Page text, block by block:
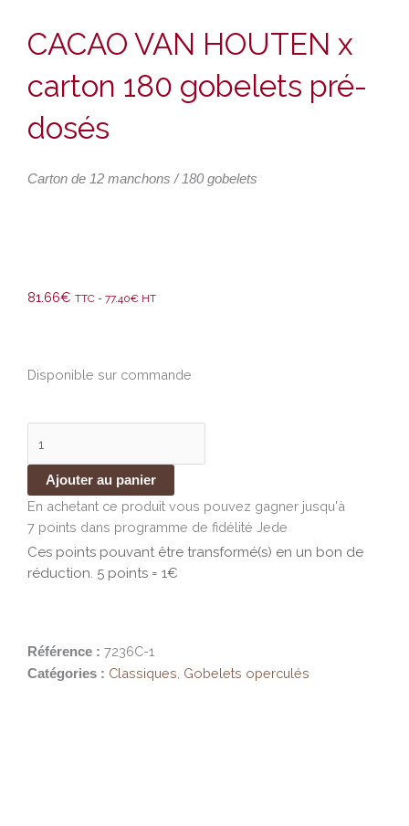
CACAO VAN HOUTEN x
carton 180 gobelets pré-
dosés
Carton de 12 manchons / 180 gobelets
81.66€ TTC - 77.40€ HT
Disponible sur commande
quantité
carton
180
Ajouter au panier
En achetant ce produit vous pouvez gagner jusqu'à
7 points dans programme de fidélité Jede
Ces points pouvant être transformé(s) en un bon de
réduction. 5 points = 1€
Référence : 7236C-1
Catégories : Classiques Gobelets operculés